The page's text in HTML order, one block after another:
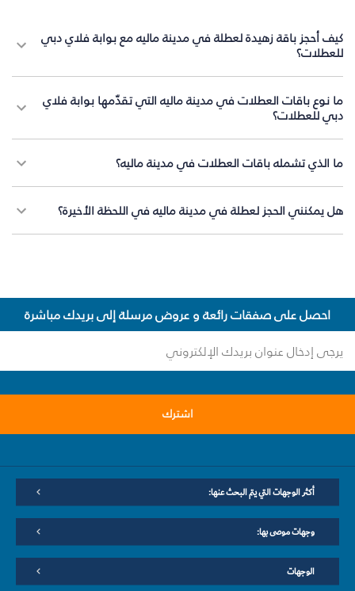
كيف أحجز باقة زهيدة لعطلة في مدينة ماليه مع بوابة فلاي دبي
للعطلات؟
ما نوع باقات العطلات في مدينة ماليه التي تقدّمها بوابة فلاي
دبي للعطلات؟
ما الذي تشمله باقات العطلات في مدينة ماليه؟
هل يمكنني الحجز لعطلة في مدينة ماليه في اللحظة الأخيرة؟
احصل على صفقات رائعة و عروض مرسلة إلى بريدك مباشرة
اشترك
أكثر الوجهات التي يتم البحث عنها:
وجهات موصى بها:
الوجهات